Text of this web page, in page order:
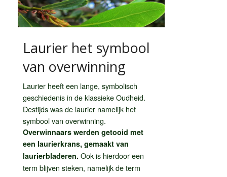
Laurier het symbool
van overwinning
Laurier heeft een lange, symbolisch
geschiedenis in de klassieke Oudheid.
Destijds was de laurier namelijk het
symbool van overwinning.
Overwinnaars werden getooid met
een laurierkrans, gemaakt van
laurierbladeren. Ook is hierdoor een
term blijven steken, namelijk de term